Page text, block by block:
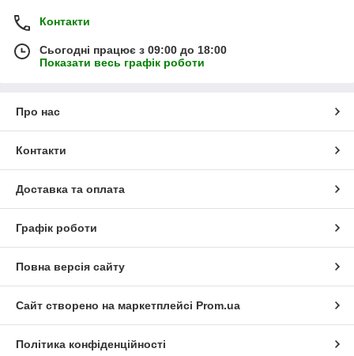
Контакти
Сьогодні працює з 09:00 до 18:00
Показати весь графік роботи
Про нас
Контакти
Доставка та оплата
Графік роботи
Повна версія сайту
Сайт створено на маркетплейсі Prom.ua
Політика конфіденційності